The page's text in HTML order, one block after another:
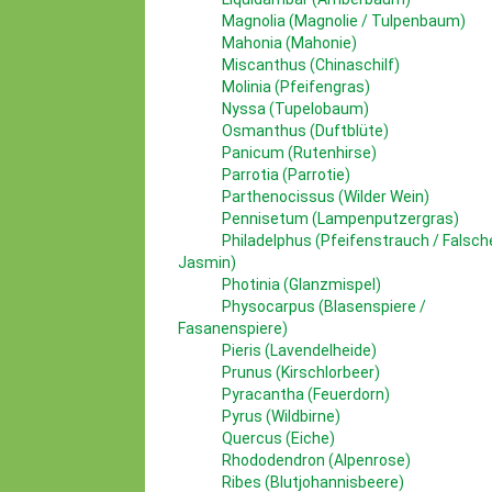
Magnolia (Magnolie / Tulpenbaum)
Mahonia (Mahonie)
Miscanthus (Chinaschilf)
Molinia (Pfeifengras)
Nyssa (Tupelobaum)
Osmanthus (Duftblüte)
Panicum (Rutenhirse)
Parrotia (Parrotie)
Parthenocissus (Wilder Wein)
Pennisetum (Lampenputzergras)
Philadelphus (Pfeifenstrauch /
Jasmin)
Photinia (Glanzmispel)
Physocarpus (Blasenspiere /
Fasanenspiere)
Pieris (Lavendelheide)
Prunus (Kirschlorbeer)
Pyracantha (Feuerdorn)
Pyrus (Wildbirne)
Quercus (Eiche)
Rhododendron (Alpenrose)
Ribes (Blutjohannisbeere)